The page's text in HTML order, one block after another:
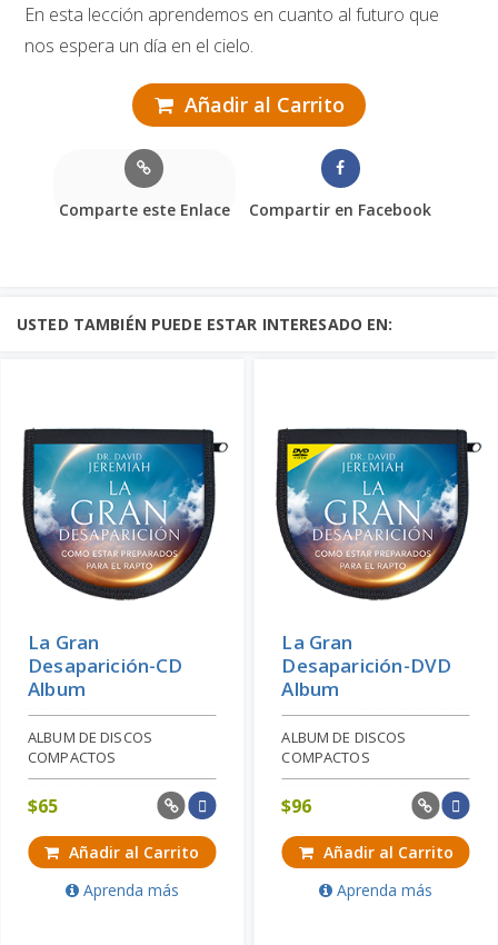
En esta lección aprendemos en cuanto al futuro que
nos espera un día en el cielo.
Añadir al Carrito
Comparte este Enlace Compartir en Facebook
USTED TAMBIÉN PUEDE ESTAR INTERESADO EN:
La Gran
Desaparición-CD
Album
ALBUM DE DISCOS
COMPACTOS
$65
Añadir al Carrito
Aprenda más
La Gran
Desaparición-DVD
Album
ALBUM DE DISCOS
COMPACTOS
$96
Añadir al Carrito
Aprenda más